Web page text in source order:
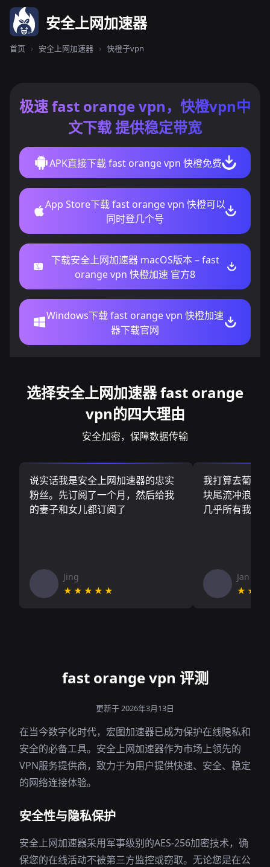
安全上网加速器
首页 › 安全上网加速器 › 快橙子vpn
极速 fast orange vpn，快橙vpn中
文下载 提供稳定带宽
APK直接下载 fast orange vpn 快橙免费
App Store下载 fast orange vpn 快橙可以
同时登几个号
下载安全上网加速器 macOS版本 – fast
orange vpn 快橙加速 官方8
Windows下载 fast orange vpn 快橙加速
器下载官网
选择安全上网加速器 fast orange
vpn的四大理由
安全加密，保障数据传输
说实话我是安全上网加速器的忠实
粉丝。先订阅了一个月，然后给我
的妻子和女儿都订阅了
Jing
★★★★★
我打算去葡萄
块尾流冲浪板
几乎所有我需
Jan V
fast orange vpn 评测
更新于 2026年3月13日
在当今数字化时代，宏图加速器已成为保护在线隐私和
安全的必备工具。安全上网加速器作为市场上领先的
VPN服务提供商，致力于为用户提供快速、安全、稳定
的网络连接体验。
安全性与隐私保护
安全上网加速器采用军事级别的AES-256加密技术，确
保您的在线活动不被第三方监控或窃取。无论您是在公